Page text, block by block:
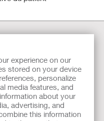
experience on our
stored on your device
personalize
media features, and
about your
advertising, and
this information